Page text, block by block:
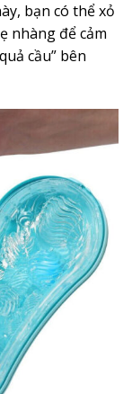
bạn có thể xỏ
nhàng để cảm
cầu” bên